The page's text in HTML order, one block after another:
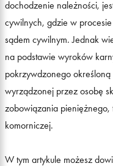
dochodzenie należności,
cywilnych, gdzie w
sądem cywilnym. Jednak
na podstawie wyroków
pokrzywdzonego określoną
wyrządzonej przez osobę
zobowiązania
komorniczej.
W tym artykule możesz